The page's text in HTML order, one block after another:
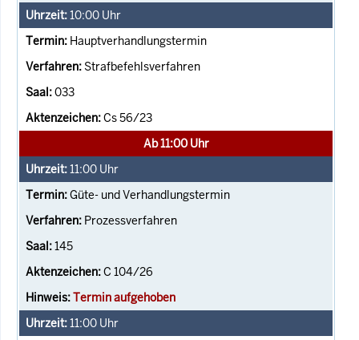
10:00 Uhr
Hauptverhandlungstermin
Strafbefehlsverfahren
033
Cs 56/23
Ab 11:00 Uhr
11:00 Uhr
Güte- und Verhandlungstermin
Prozessverfahren
145
C 104/26
Termin aufgehoben
11:00 Uhr